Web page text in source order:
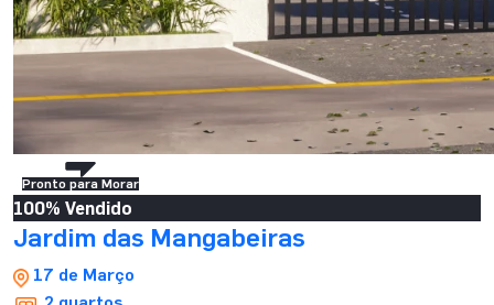
Pronto para Morar
100% Vendido
Jardim das Mangabeiras
17 de Março